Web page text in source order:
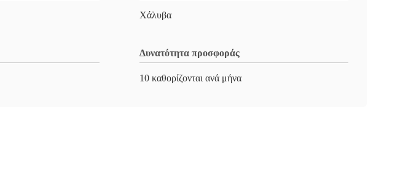
Χάλυβα
Δυνατότητα προσφοράς
10 καθορίζονται ανά μήνα